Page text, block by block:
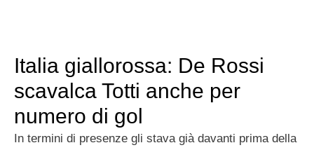
Italia giallorossa: De Rossi
scavalca Totti anche per
numero di gol
In termini di presenze gli stava già davanti prima della